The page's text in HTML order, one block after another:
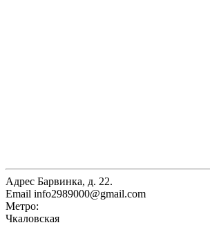
Адрес Барвинка, д. 22.
Email info2989000@gmail.com
Метро:
Чкаловская